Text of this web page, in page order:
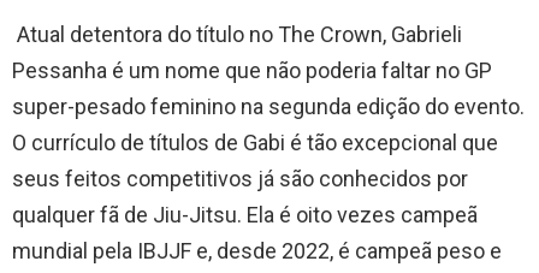
Atual detentora do título no The Crown, Gabrieli
Pessanha é um nome que não poderia faltar no GP
super-pesado feminino na segunda edição do evento.
O currículo de títulos de Gabi é tão excepcional que
seus feitos competitivos já são conhecidos por
qualquer fã de Jiu-Jitsu. Ela é oito vezes campeã
mundial pela IBJJF e, desde 2022, é campeã peso e